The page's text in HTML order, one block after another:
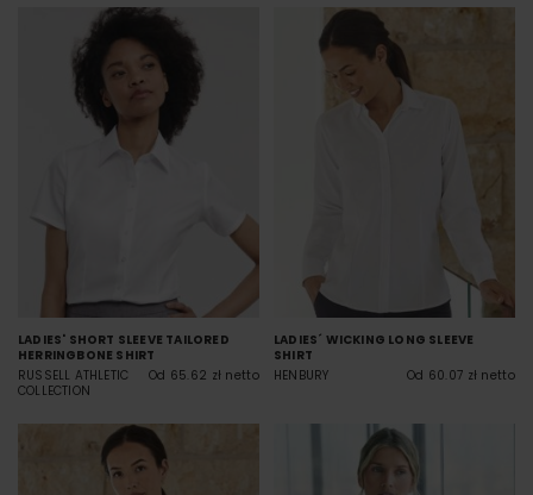
LADIES' SHORT SLEEVE TAILORED
HERRINGBONE SHIRT
RUSSELL ATHLETIC
COLLECTION
Od 65.62 zł netto
LADIES´ WICKING LONG SLEEVE
SHIRT
HENBURY
Od 60.07 zł netto